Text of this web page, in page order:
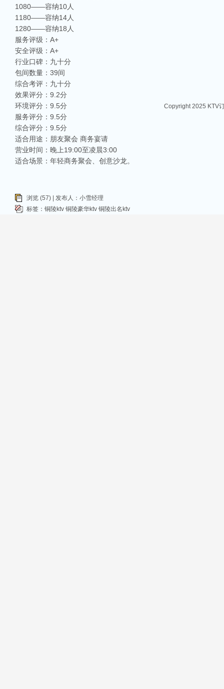
相关推荐
1080——容纳10人
1180——容纳14人
1280——容纳18人
服务评级：A+
安全评级：A+
行业口碑：九十分
包间数量：39间
综合考评：九十分
效果评分：9.2分
环境评分：9.5分
服务评分：9.5分
综合评分：9.5分
适合用途：朋友聚会 商务宴请
营业时间：晚上19:00至凌晨3:00
适合场景：年轻商务聚会、创意沙龙。
浏览 (57) | 发布人：小雪经理
标签： 铜陵ktv 铜陵豪华ktv 铜陵出名ktv
Copyright 2025 KTV